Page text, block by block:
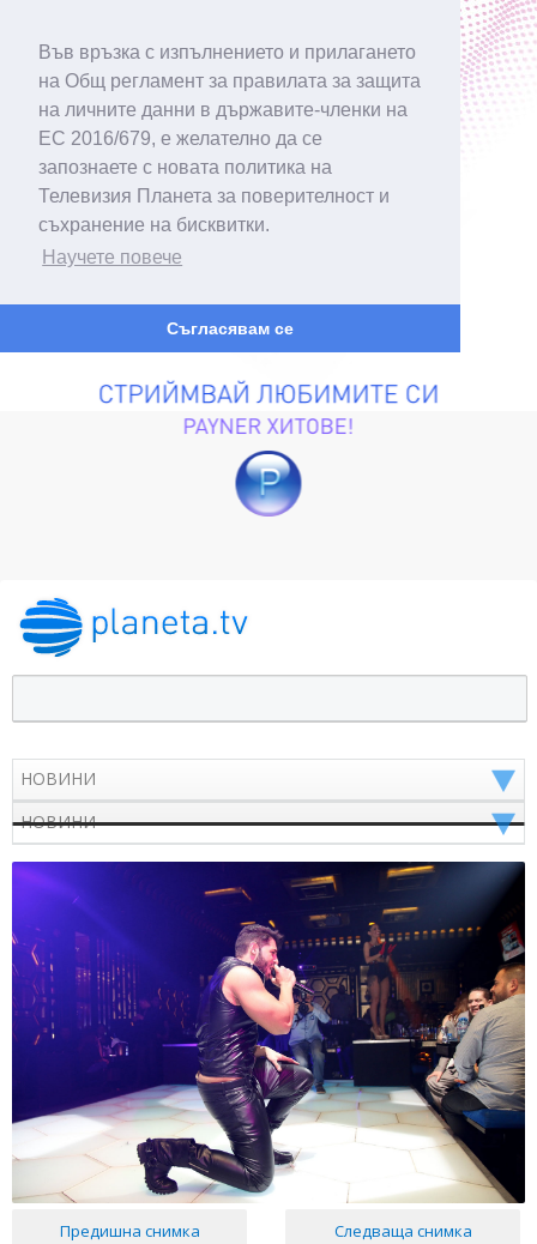
Във връзка с изпълнението и прилагането
на Общ регламент за правилата за защита
на личните данни в държавите-членки на
ЕС 2016/679, е желателно да се
запознаете с новата политика на
Телевизия Планета за поверителност и
съхранение на бисквитки.
Научете повече
Съгласявам се
Предишна снимка Следваща снимка